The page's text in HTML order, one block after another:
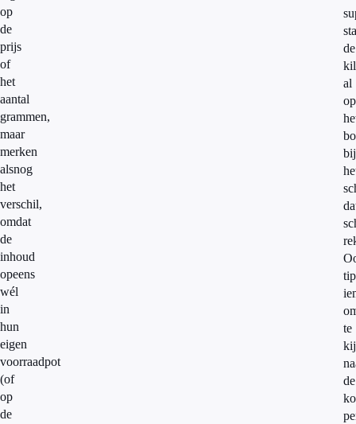
op
de
prijs
of
het
aantal
grammen,
maar
merken
alsnog
het
verschil,
omdat
de
inhoud
opeens
wél
in
hun
eigen
voorraadpot
(of
op
de
de
al
op
bij
te
de